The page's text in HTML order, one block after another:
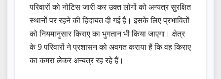
परिवारों को नोटिस जारी कर उक्त लोगों को अन्यत्र सुरक्षित
स्थानों पर रहने की हिदायत दी गई है। इसके लिए प्रभावितों
को नियमानुसार किराए का भुगतान भी किया जाएगा। क्षेत्र
के 9 परिवारों ने प्रशासन को अवगत कराया है कि वह किराए
का कमरा लेकर अन्यत्र रह रहे हैं।